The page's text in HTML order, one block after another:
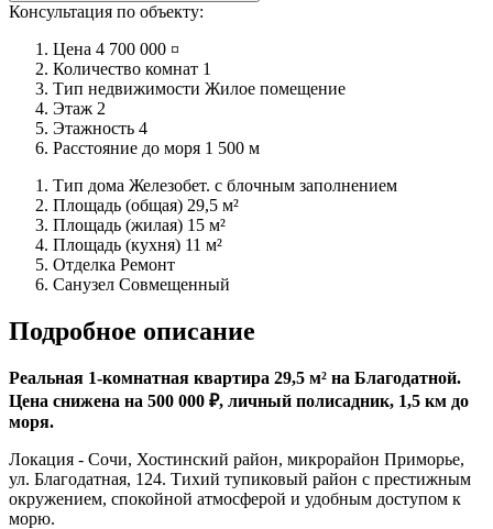
Консультация по объекту:
Цена 4 700 000 ¤
Количество комнат 1
Тип недвижимости Жилое помещение
Этаж 2
Этажность 4
Расстояние до моря 1 500 м
Тип дома Железобет. с блочным заполнением
Площадь (общая) 29,5 м²
Площадь (жилая) 15 м²
Площадь (кухня) 11 м²
Отделка Ремонт
Санузел Совмещенный
Подробное описание
Реальная 1-комнатная квартира 29,5 м² на Благодатной.
Цена снижена на 500 000 ₽, личный полисадник, 1,5 км до
моря.
Локация - Сочи, Хостинский район, микрорайон Приморье,
ул. Благодатная, 124. Тихий тупиковый район с престижным
окружением, спокойной атмосферой и удобным доступом к
морю.